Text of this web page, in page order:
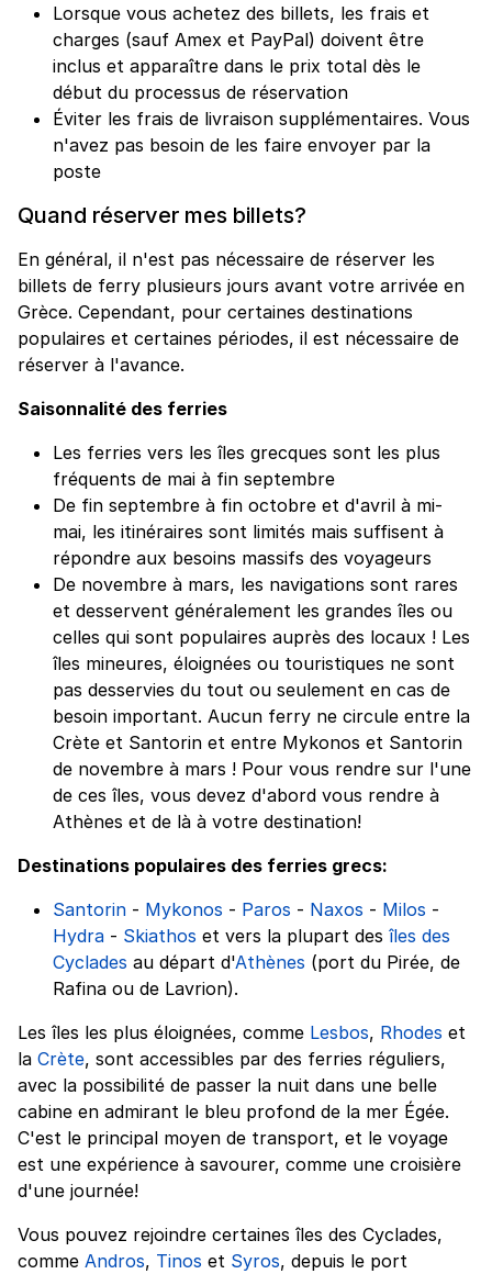
Lorsque vous achetez des billets, les frais et
charges (sauf Amex et PayPal) doivent être
inclus et apparaître dans le prix total dès le
début du processus de réservation
Éviter les frais de livraison supplémentaires. Vous
n'avez pas besoin de les faire envoyer par la
poste
Quand réserver mes billets?
En général, il n'est pas nécessaire de réserver les
billets de ferry plusieurs jours avant votre arrivée en
Grèce. Cependant, pour certaines destinations
populaires et certaines périodes, il est nécessaire de
réserver à l'avance.
Saisonnalité des ferries
Les ferries vers les îles grecques sont les plus
fréquents de mai à fin septembre
De fin septembre à fin octobre et d'avril à mi-
mai, les itinéraires sont limités mais suffisent à
répondre aux besoins massifs des voyageurs
De novembre à mars, les navigations sont rares
et desservent généralement les grandes îles ou
celles qui sont populaires auprès des locaux ! Les
îles mineures, éloignées ou touristiques ne sont
pas desservies du tout ou seulement en cas de
besoin important. Aucun ferry ne circule entre la
Crète et Santorin et entre Mykonos et Santorin
de novembre à mars ! Pour vous rendre sur l'une
de ces îles, vous devez d'abord vous rendre à
Athènes et de là à votre destination!
Destinations populaires des ferries grecs:
Santorin - Mykonos - Paros - Naxos - Milos -
Hydra - Skiathos et vers la plupart des îles des
Cyclades au départ d'Athènes (port du Pirée, de
Rafina ou de Lavrion).
Les îles les plus éloignées, comme Lesbos, Rhodes et
la Crète, sont accessibles par des ferries réguliers,
avec la possibilité de passer la nuit dans une belle
cabine en admirant le bleu profond de la mer Égée.
C'est le principal moyen de transport, et le voyage
est une expérience à savourer, comme une croisière
d'une journée!
Vous pouvez rejoindre certaines îles des Cyclades,
comme Andros, Tinos et Syros, depuis le port